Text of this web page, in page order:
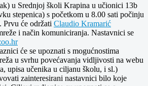
u Srednjoj školi Krapina u učionici 13b
stepenica) s početkom u 8.00 sati počinju
Prvu će održati Claudio Kramarić
i način komuniciranja. Nastavnici se
će se upoznati s mogućnostima
u svrhu povećavanja vidljivosti na webu
upisa učenika u ciljanu školu, i sl.)
zainteresirani nastavnici bilo koje